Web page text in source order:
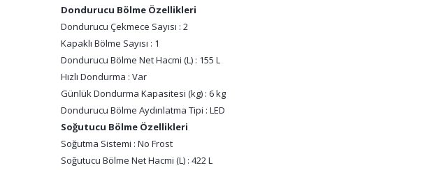
Dondurucu Bölme Özellikleri
Dondurucu Çekmece Sayısı : 2
Kapaklı Bölme Sayısı : 1
Dondurucu Bölme Net Hacmi (L) : 155 L
Hızlı Dondurma : Var
Günlük Dondurma Kapasitesi (kg) : 6 kg
Dondurucu Bölme Aydınlatma Tipi : LED
Soğutucu Bölme Özellikleri
Soğutma Sistemi : No Frost
Soğutucu Bölme Net Hacmi (L) : 422 L